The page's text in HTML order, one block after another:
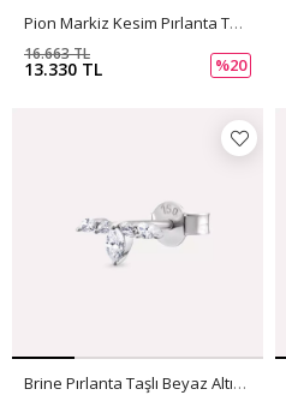
Pion Markiz Kesim Pırlanta Taşlı Beyaz Altın Tek Küpe
13.330 TL
16.663 TL
%20
Brine Pırlanta Taşlı Beyaz Altın Tek Küpe